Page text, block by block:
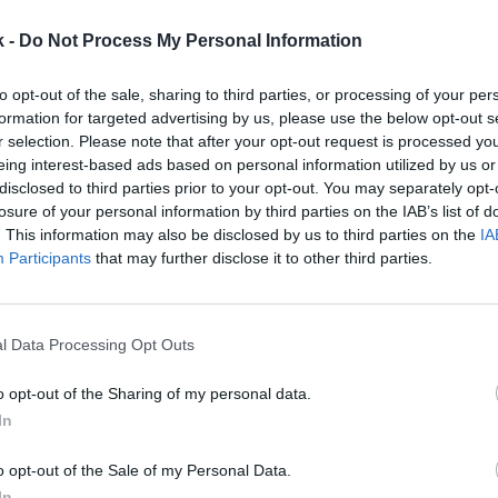
- Do Not Process My Personal Information
opt-out of the sale, sharing to third parties, or processing of your
for targeted advertising by us, please use the below opt-out
selection. Please note that after your opt-out request is processed
interest-based ads based on personal information utilized by us
to third parties prior to your opt-out. You may separately
of your personal information by third parties on the IAB’s list of
This information may also be disclosed by us to third parties on the
Participants that may further disclose it to other third parties.
Data Processing Opt Outs
opt-out of the Sharing of my personal data.
opt-out of the Sale of my Personal Data.
acompañada del lanzamiento de una
los packs grandes de Nesquik incluirán una
del jugador. Como parte del acuerdo, Nesquik
Capital FC, el equipo que presideLamine Yamal
vemos a Lamine Yamal que, mientras hace
reflexiona sobre la actitud de superación que
del contexto y de lo que le suceda,
todos los éxitos que ya ha conseguido y que
ha explicado Marc Ponsa, responsable de marketing
y el modelo La Masia: cuando un crack mundial compensa 224